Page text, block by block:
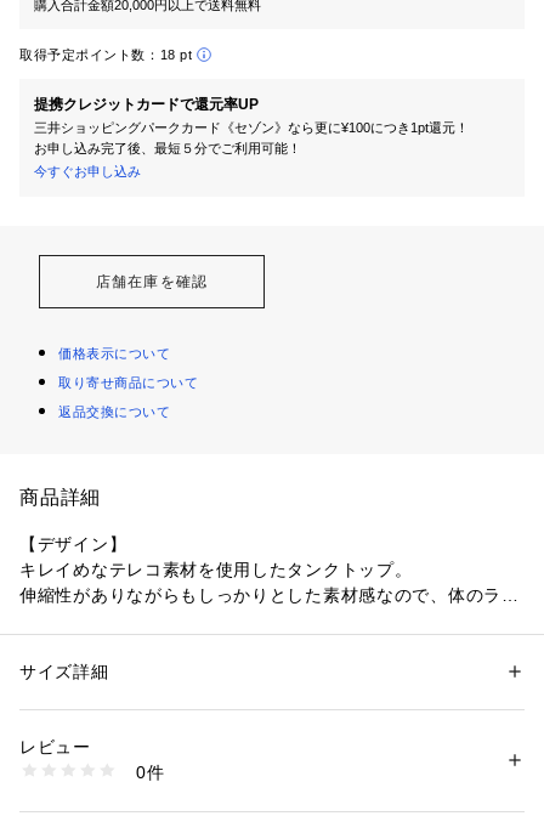
購入合計金額20,000円以上で送料無料
取得予定ポイント数： 18 pt
提携クレジットカードで還元率UP
三井ショッピングパークカード《セゾン》なら更に¥100につき1pt還元！
お申し込み完了後、最短５分でご利用可能！
今すぐお申し込み
店舗在庫を確認
価格表示について
取り寄せ商品について
返品交換について
商品詳細
【デザイン】
キレイめなテレコ素材を使用したタンクトップ。
伸縮性がありながらもしっかりとした素材感なので、体のライ
ます。
【素材感】
キレイめな表面感のテレコ素材。
性別：レディース
素材：コットン100％
商品番号：
153-11012 （ショップ）
サイズ詳細
レビュー
0件